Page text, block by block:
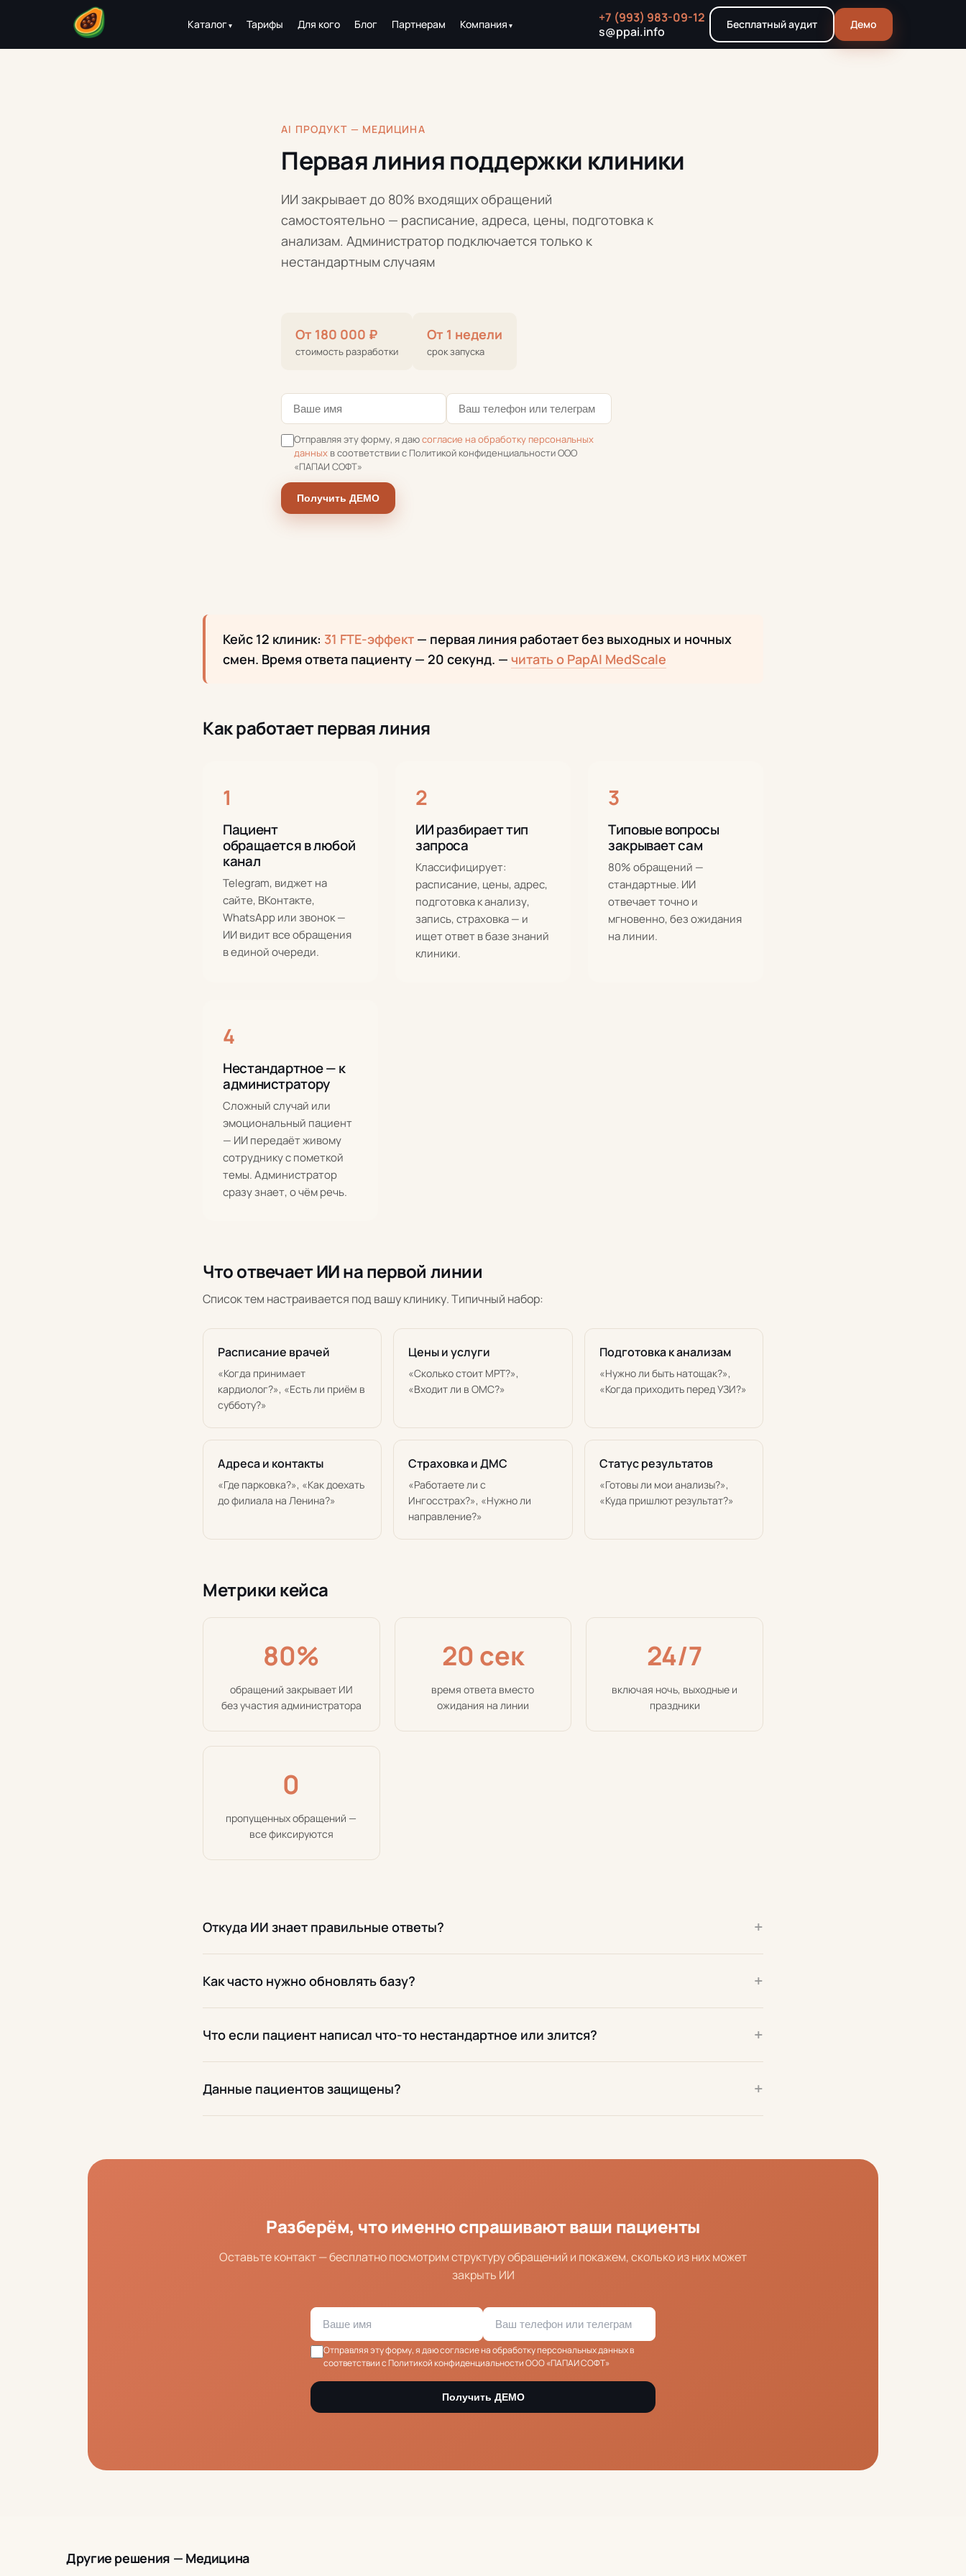
Каталог Тарифы Для кого Блог Партнерам Компания
+7 (993) 983-09-12
s@ppai.info
Бесплатный аудит Демо
AI ПРОДУКТ — МЕДИЦИНА
Первая линия поддержки клиники
ИИ закрывает до 80% входящих обращений
самостоятельно — расписание, адреса, цены, подготовка к
анализам. Администратор подключается только к
нестандартным случаям
От 180 000 ₽
стоимость разработки
От 1 недели
срок запуска
Отправляя эту форму, я даюсогласие на обработку персональных
данных в соответствии с Политикой конфиденциальности ООО
«ПАПАИ СОФТ»
Получить ДЕМО
Кейс 12 клиник: 31 FTE-эффект — первая линия работает без выходных и ночных
смен. Время ответа пациенту — 20 секунд. — читать о PapAI MedScale
Как работает первая линия
1
Пациент
обращается в любой
канал
Telegram, виджет на
сайте, ВКонтакте,
WhatsApp или звонок —
ИИ видит все обращения
в единой очереди.
2
ИИ разбирает тип
запроса
Классифицирует:
расписание, цены, адрес,
подготовка к анализу,
запись, страховка — и
ищет ответ в базе знаний
клиники.
3
Типовые вопросы
закрывает сам
80% обращений —
стандартные. ИИ
отвечает точно и
мгновенно, без ожидания
на линии.
4
Нестандартное — к
администратору
Сложный случай или
эмоциональный пациент
— ИИ передаёт живому
сотруднику с пометкой
темы. Администратор
сразу знает, о чём речь.
Что отвечает ИИ на первой линии
Список тем настраивается под вашу клинику. Типичный набор:
Расписание врачей
«Когда принимает
кардиолог?», «Есть ли приём в
субботу?»
Цены и услуги
«Сколько стоит МРТ?»,
«Входит ли в ОМС?»
Подготовка к анализам
«Нужно ли быть натощак?»,
«Когда приходить перед УЗИ?»
Адреса и контакты
«Где парковка?», «Как доехать
до филиала на Ленина?»
Страховка и ДМС
«Работаете ли с
Ингосстрах?», «Нужно ли
направление?»
Статус результатов
«Готовы ли мои анализы?»,
«Куда пришлют результат?»
Метрики кейса
80%
обращений закрывает ИИ
без участия администратора
20 сек
время ответа вместо
ожидания на линии
24/7
включая ночь, выходные и
праздники
0
пропущенных обращений —
все фиксируются
Откуда ИИ знает правильные ответы? +
Как часто нужно обновлять базу? +
Что если пациент написал что-то нестандартное или злится? +
Данные пациентов защищены? +
Разберём, что именно спрашивают ваши пациенты
Оставьте контакт — бесплатно посмотрим структуру обращений и покажем, сколько из них может
закрыть ИИ
Отправляя эту форму, я даюсогласие на обработку персональных данныхв
соответствии с Политикой конфиденциальности ООО «ПАПАИ СОФТ»
Получить ДЕМО
Другие решения — Медицина